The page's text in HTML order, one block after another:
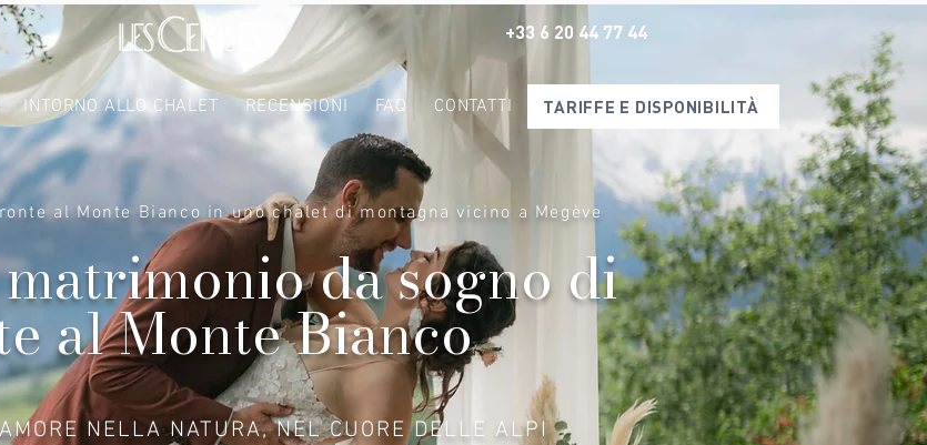
+33 6 20 44 77 44
INTORNO ALLO CHALET RECENSIONI FAQ CONTATTI TARIFFE E DISPONIBILITÀ
al Monte Bianco in uno chalet di montagna vicino a Megève
da sogno di
al Monte Bianco
NELLA NATURA, NEL CUORE DELLE ALPI